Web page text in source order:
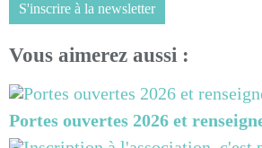
S'inscrire à la newsletter
Vous aimerez aussi :
Portes ouvertes 2026 et